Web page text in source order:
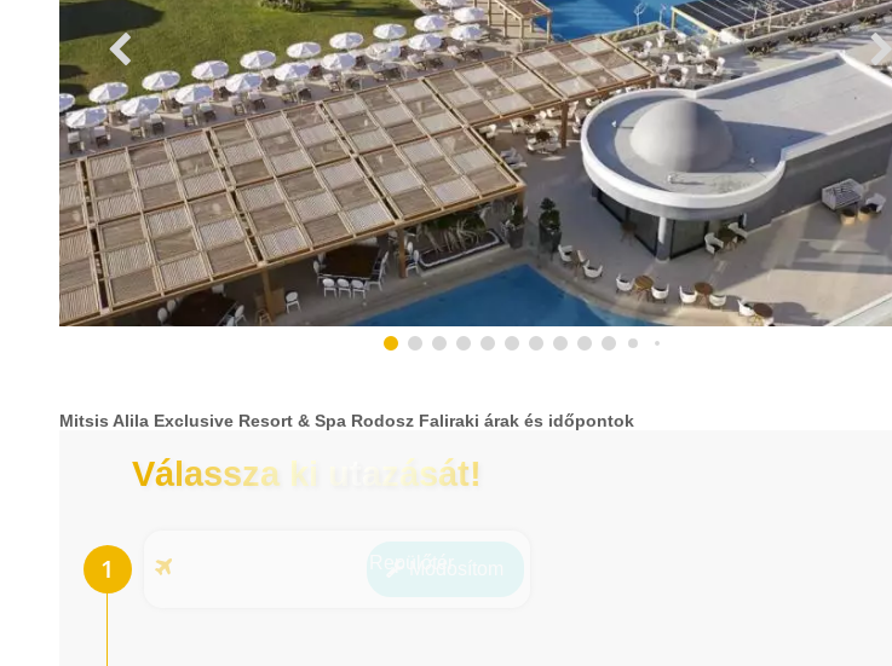
Mitsis Alila Exclusive Resort & Spa Rodosz Faliraki árak és időpontok
Válassza ki utazását!